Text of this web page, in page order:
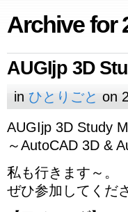
Archive for
AUGIjp 3D
in ひとりごと on
AUGIjp 3D Study
～AutoCAD 3D &
私も行きます～。
ぜひ参加してくだ